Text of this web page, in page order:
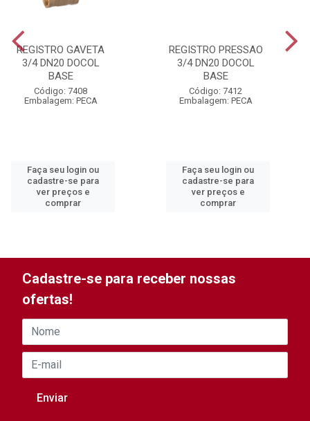
REGISTRO GAVETA
3/4 DN20 DOCOL
BASE
Código: 7408
Embalagem: PECA
Faça seu login ou
cadastre-se para
ver preços e
comprar
REGISTRO PRESSAO
3/4 DN20 DOCOL
BASE
Código: 7412
Embalagem: PECA
Faça seu login ou
cadastre-se para
ver preços e
comprar
Cadastre-se para receber nossas
ofertas!